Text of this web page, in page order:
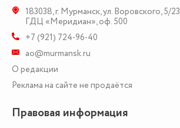
183038,г. Мурманск,ул. Воровского, 5/23
ГДЦ «Меридиан», оф. 500
+7 (921) 724-96-40
ao@murmansk.ru
О редакции
Реклама на сайте не продаётся
Правовая информация